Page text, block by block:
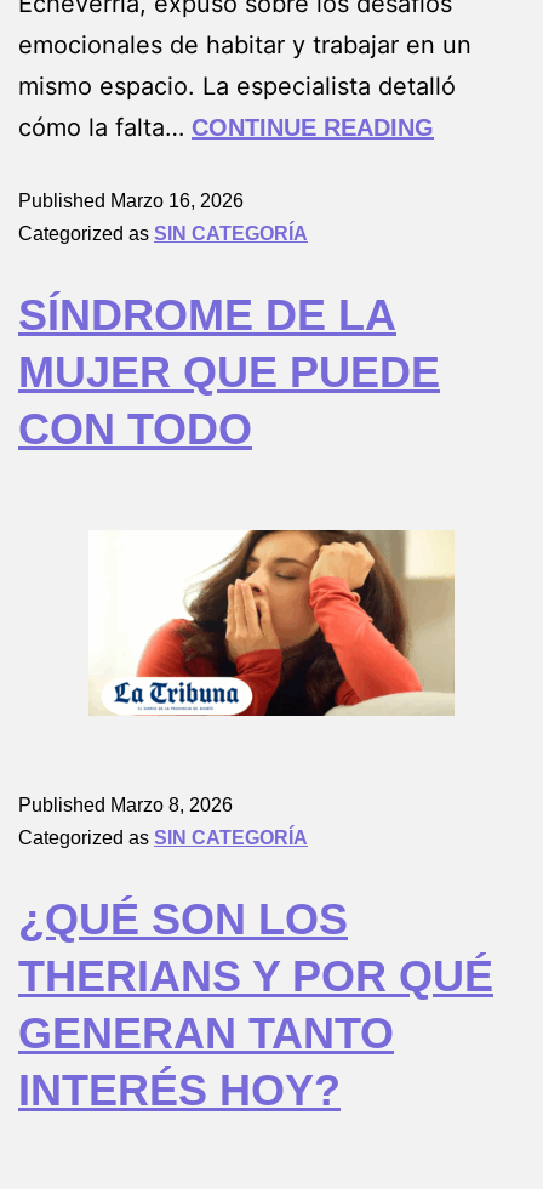
emocionales de habitar y trabajar en un
mismo espacio. La especialista detalló
cómo la falta… CONTINUE READING
Published Marzo 16, 2026
Categorized as SIN CATEGORÍA
SÍNDROME DE LA
MUJER QUE PUEDE
CON TODO
Published Marzo 8, 2026
Categorized as SIN CATEGORÍA
¿QUÉ SON LOS
THERIANS Y POR QUÉ
GENERAN TANTO
INTERÉS HOY?